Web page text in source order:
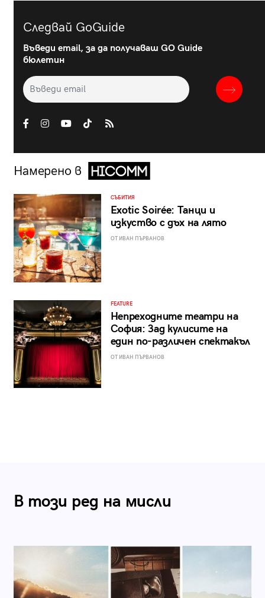
Следвай GoGuide
Въведи email, за да получаваш GO Guide
бюлетин
Намерено в
СЪБИТИЯ
Exotic Soirée: Танци и
изкуство с дъх на лято
ОТ ИВАН ПЪРВАНОВ
FEATURE
Непреходните театри на
София: Зад кулисите на
един по-различен спектакъл
ОТ ИВАН ПЪРВАНОВ
В този ред на мисли